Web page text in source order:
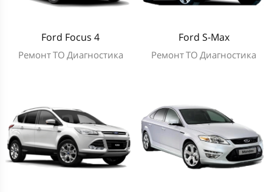
Ford Focus 4
РемонтТО Диагностика
Ford S-Max
РемонтТО Диагностика